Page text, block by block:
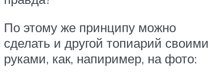
По этому же принципу можно
сделать и другой топиарий своими
руками, как, напиример, на фото: